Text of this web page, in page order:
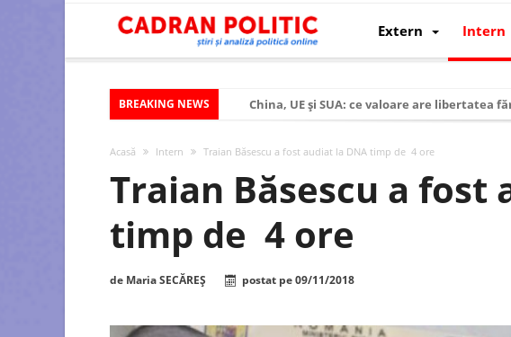
Extern Intern
BREAKING NEWS
China, UE și SUA: ce valoare are libertatea
Modelul economic al Chinei: cum a devenit
Modelul economic al Rusiei: de ce rezistă?
Viitorul României în Uniunea Europeană.
Acasă Intern Traian Băsescu a fost audiat la DNA timp de 4 ore
Traian Băsescu a fost
timp de 4 ore
de Maria SECĂREȘ postat pe09/11/2018